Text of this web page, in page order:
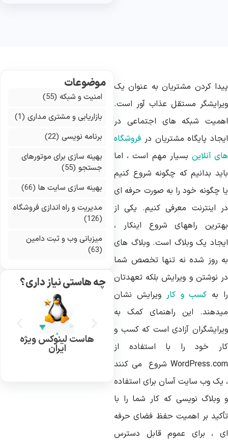
کردن مشتریان به عنوان یک
مستقل عذاب آور است.
شبکه های اجتماعی در
پایگاه مشتریان در فروشگاه
آنلاینبسیار مهم است ، اما
بدانیم که چگونه شروع کنیم
چگونه خود را به صورت حرفه ای
اینترنت معرفی کنیم. یکی از
راههای شروع اینکار ،
یک وبلاگ است. وبلاگ های
روز شده نه تنها تخصص شما
نوشتن و ویرایش بلکه تعهدتان
به کسب و کارویرایش نشان
این راهنمای کمک به
آزادی است که کسب و
خود را با استفاده از
شروع می کنند
یک وب سایت آسان برای استفاده
وبلاگ نویسی که کار شما را با
بر اهمیت حفظ فضای حرفه
، برای عموم قابل دسترس
موضوعات
امنیت و شبکه(55)
بازاریابی و مشتری مداری(1)
برنامه نویسی(22)
بهینه سازی برای موتورهای
جستجو(55)
بهینه سازی سایت ها(66)
مدیریت و راه اندازی فروشگاه
میزبانی وب و ثبت دامین
چه هاستی نیاز داری؟
هاست لینوکس ویژه
ایران